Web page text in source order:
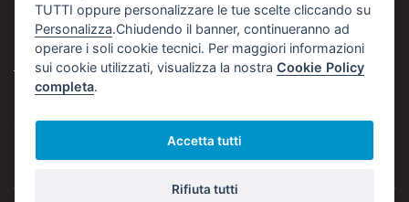
NAVIGA
TERMINI E CONDIZIONI
SOCIAL
TUTTI oppure personalizzare le tue scelte cliccando su
Personalizza.Chiudendo il banner, continueranno ad
operare i soli cookie tecnici. Per maggiori informazioni
sui cookie utilizzati, visualizza la nostraCookie Policy
completa.
Accetta tutti
Rifiuta tutti